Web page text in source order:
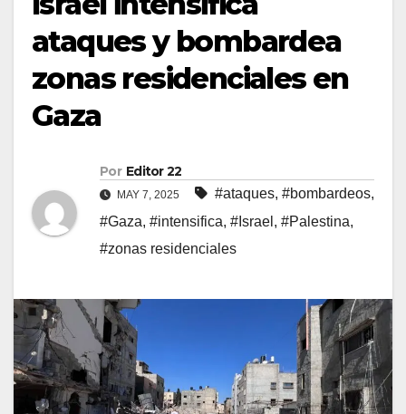
ataques y bombardea
zonas residenciales en
Gaza
Por Editor 22
MAY 7, 2025 #ataques, #bombardeos,
#Gaza, #intensifica, #Israel , #Palestina,
#zonas residenciales